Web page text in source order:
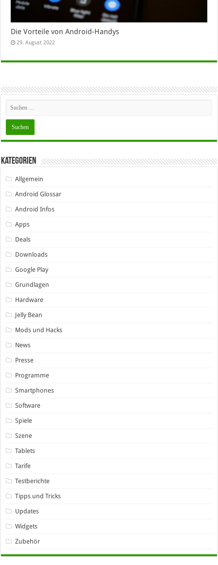
Die Vorteile von Android-Handys
29. August 2022
Kategorien
Allgemein
Android Glossar
Android Infos
Apps
Deals
Downloads
Google Play
Grundlagen
Hardware
Jelly Bean
Mods und Hacks
News
Presse
Programme
Smartphones
Software
Spiele
Szene
Tablets
Tarife
Testberichte
Tipps und Tricks
Updates
Widgets
Zubehör